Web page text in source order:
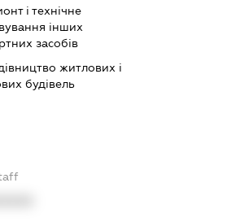
і технічне
інших
засобів
житлових і
будівель